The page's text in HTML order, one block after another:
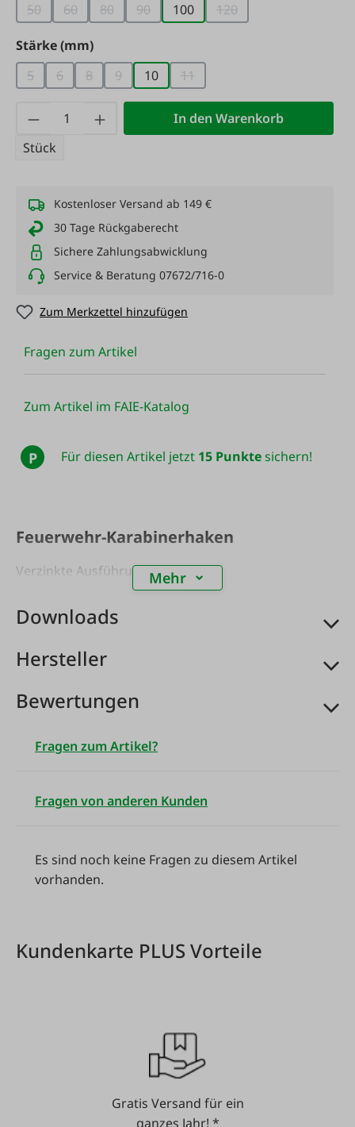
50(Diese Option ist zurzeit nicht verfügbar.)
60(Diese Option ist zurzeit nicht verfügbar.)
80(Diese Option ist zurzeit nicht verfügbar.)
90(Diese Option ist zurzeit nicht
100 120(Diese Option ist
Stärke (mm)auswählen
5(Diese Option ist zurzeit nicht verfügbar.)
6(Diese Option ist zurzeit nicht verfügbar.)
8(Diese Option ist zurzeit nicht verfügbar.)
9(Diese Option ist zurzeit nicht verfügbar.)
10 11(Diese Option ist zurzeit nicht
Produkt Anzahl: Gib den gewünschten
Stück
In den Warenkorb
Kostenloser Versand ab 149 €
30 Tage Rückgaberecht
Sichere Zahlungsabwicklung
Service & Beratung 07672/716-0
Zum Merkzettel hinzufügen
Fragen zum Artikel
Zum Artikel im FAIE-Katalog
P Für diesen Artikel jetzt 15 Punktesichern!
Feuerwehr-Karabinerhaken
Verzinkte Ausführung.Mehr
Downloads
Hersteller
Bewertungen
Fragen zum Artikel?
Fragen von anderen Kunden
Es sind noch keine Fragen zu diesem Artikel
vorhanden.
Kundenkarte PLUS Vorteile
Gratis Versand für ein
ganzes Jahr! *